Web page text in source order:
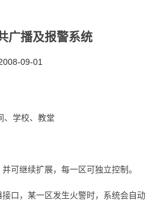
广播及报警系统
09-01
、学校、教堂
可继续扩展，每一区可独立控制。
口，某一区发生火警时，系统会自动